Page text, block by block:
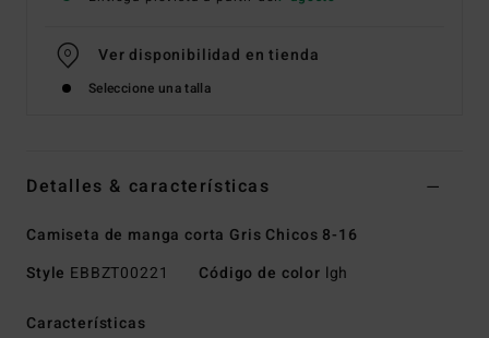
Ver disponibilidad en tienda
Seleccione una talla
Detalles & características
Camiseta de manga corta Gris Chicos 8-16
Style EBBZT00221 Código de color lgh
Características